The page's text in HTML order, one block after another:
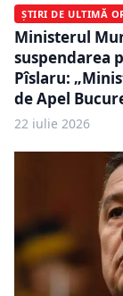
ȘTIRI DE ULTIMĂ
Ministerul
suspendarea
Pîslaru:
de Apel
22 iulie 2026